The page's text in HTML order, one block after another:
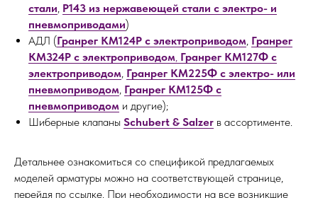
стали, Р143 из нержавеющей стали с электро- и
пневмоприводами)
АДЛ (Гранрег КМ124Р с электроприводом, Гранрег
КМ324Р с электроприводом, Гранрег КМ127Ф с
электроприводом, Гранрег КМ225Ф с электро- или
пневмоприводом, Гранрег КМ125Ф с
пневмоприводом и другие);
Шиберные клапаны Schubert & Salzer в ассортименте.
Детальнее ознакомиться со спецификой предлагаемых
моделей арматуры можно на соответствующей странице,
перейдя по ссылке. При необходимости на все возникшие